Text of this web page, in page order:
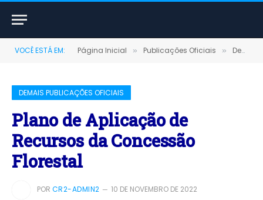
VOCÊ ESTÁ EM: Página Inicial » Publicações Oficiais » Demais Publicações Oficiais
DEMAIS PUBLICAÇÕES OFICIAIS
Plano de Aplicação de
Recursos da Concessão
Florestal
POR CR2-ADMIN2
10 DE NOVEMBRO DE 2022